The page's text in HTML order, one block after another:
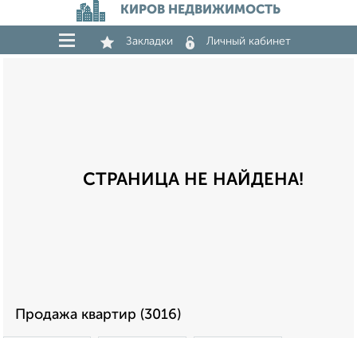
КИРОВ НЕДВИЖИМОСТЬ
Закладки Личный кабинет
СТРАНИЦА НЕ НАЙДЕНА!
Продажа квартир (3016)